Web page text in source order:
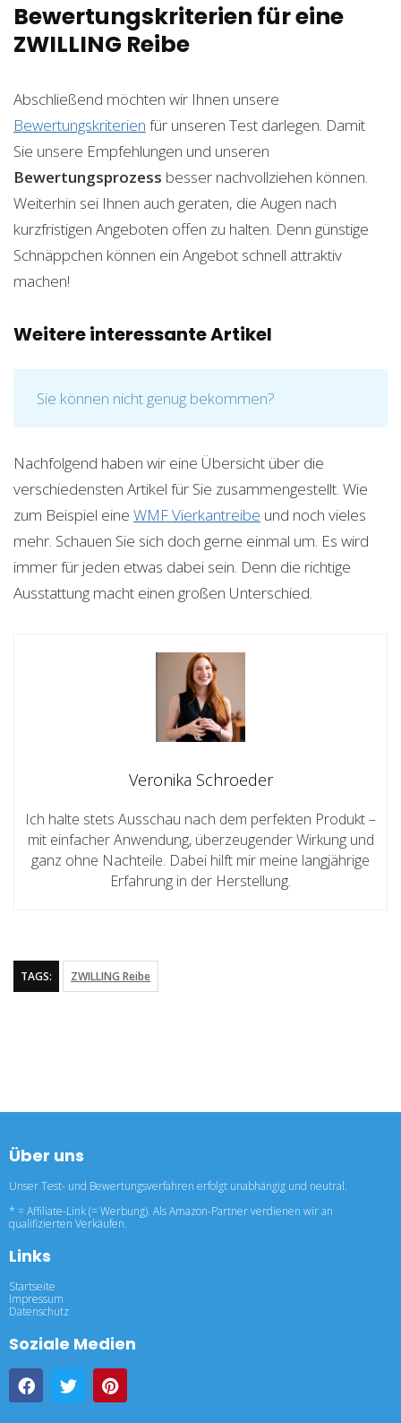
Bewertungskriterien für eine
ZWILLING Reibe
Abschließend möchten wir Ihnen unsere
Bewertungskriterien für unseren Test darlegen. Damit
Sie unsere Empfehlungen und unseren
Bewertungsprozess besser nachvollziehen können.
Weiterhin sei Ihnen auch geraten, die Augen nach
kurzfristigen Angeboten offen zu halten. Denn günstige
Schnäppchen können ein Angebot schnell attraktiv
machen!
Weitere interessante Artikel
Sie können nicht genug bekommen?
Nachfolgend haben wir eine Übersicht über die
verschiedensten Artikel für Sie zusammengestellt. Wie
zum Beispiel eine WMF Vierkantreibe und noch vieles
mehr. Schauen Sie sich doch gerne einmal um. Es wird
immer für jeden etwas dabei sein. Denn die richtige
Ausstattung macht einen großen Unterschied.
Veronika Schroeder
Ich halte stets Ausschau nach dem perfekten Produkt –
mit einfacher Anwendung, überzeugender Wirkung und
ganz ohne Nachteile. Dabei hilft mir meine langjährige
Erfahrung in der Herstellung.
TAGS: ZWILLING Reibe
Über uns
Unser Test- und Bewertungsverfahren erfolgt unabhängig und neutral.
* = Affiliate-Link (= Werbung). Als Amazon-Partner verdienen wir an
qualifizierten Verkäufen.
Links
Startseite
Impressum
Datenschutz
Soziale Medien